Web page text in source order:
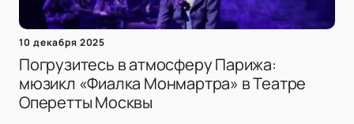
10 декабря 2025
Погрузитесь в атмосферу Парижа:
мюзикл «Фиалка Монмартра» в Театре
Оперетты Москвы